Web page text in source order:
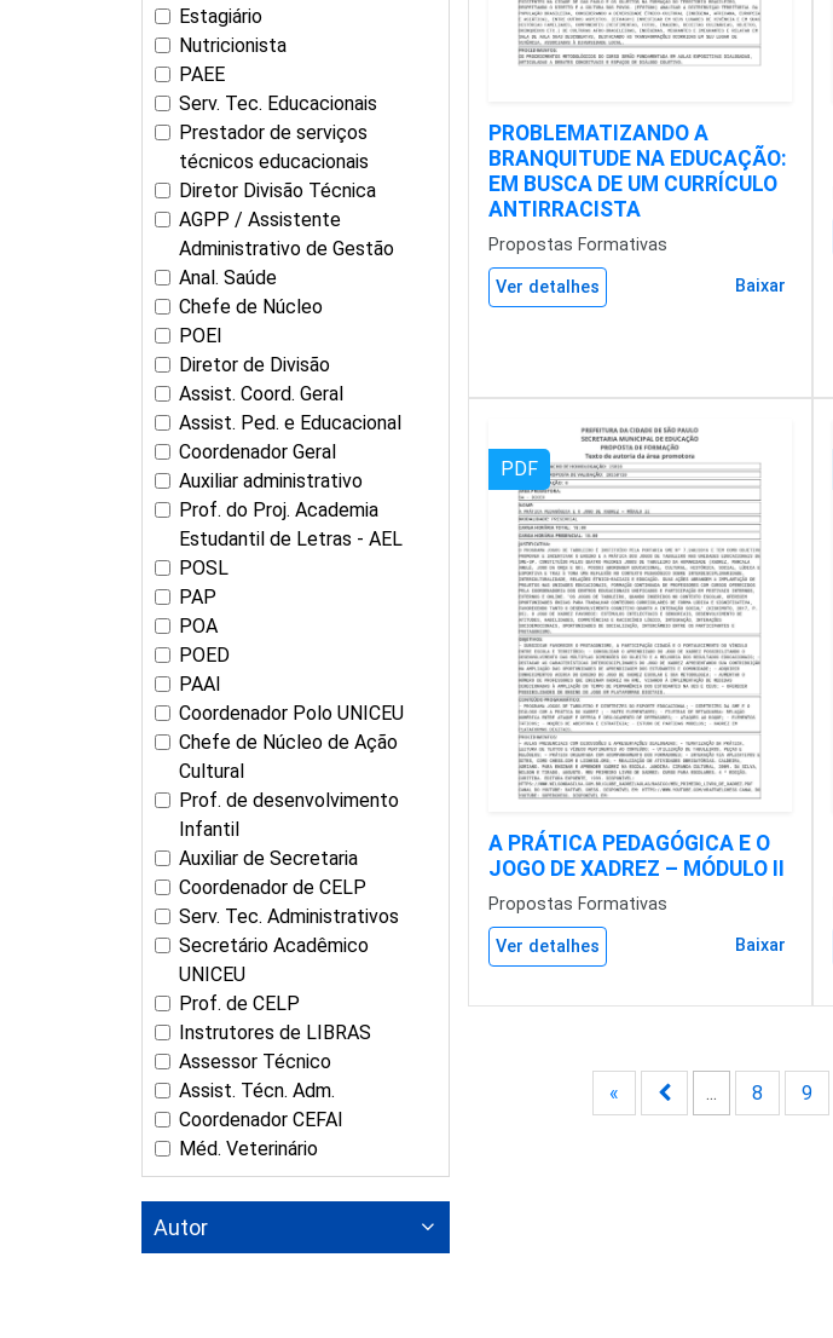
Estagiário
Nutricionista
PAEE
Serv. Tec. Educacionais
Prestador de serviços
técnicos educacionais
Diretor Divisão Técnica
AGPP / Assistente
Administrativo de Gestão
Anal. Saúde
Chefe de Núcleo
POEI
Diretor de Divisão
Assist. Coord. Geral
Assist. Ped. e Educacional
Coordenador Geral
Auxiliar administrativo
Prof. do Proj. Academia
Estudantil de Letras - AEL
POSL
PAP
POA
POED
PAAI
Coordenador Polo UNICEU
Chefe de Núcleo de Ação
Cultural
Prof. de desenvolvimento
Infantil
Auxiliar de Secretaria
Coordenador de CELP
Serv. Tec. Administrativos
Secretário Acadêmico
UNICEU
Prof. de CELP
Instrutores de LIBRAS
Assessor Técnico
Assist. Técn. Adm.
Coordenador CEFAI
Méd. Veterinário
Autor
PROBLEMATIZANDO A
BRANQUITUDE NA EDUCAÇÃO:
EM BUSCA DE UM CURRÍCULO
ANTIRRACISTA
Propostas Formativas
Ver detalhes Baixar
PDF
A PRÁTICA PEDAGÓGICA E O
JOGO DE XADREZ – MÓDULO II
Propostas Formativas
Ver detalhes Baixar
« ... 8 9